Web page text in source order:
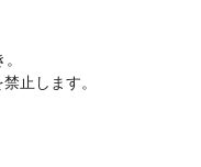
止します。